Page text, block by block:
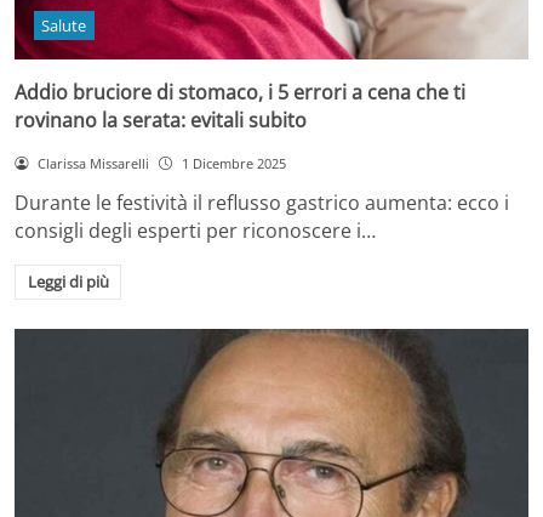
Salute
Addio bruciore di stomaco, i 5 errori a cena che ti
rovinano la serata: evitali subito
Clarissa Missarelli 1 Dicembre 2025
Durante le festività il reflusso gastrico aumenta: ecco i
consigli degli esperti per riconoscere i…
Leggi di più